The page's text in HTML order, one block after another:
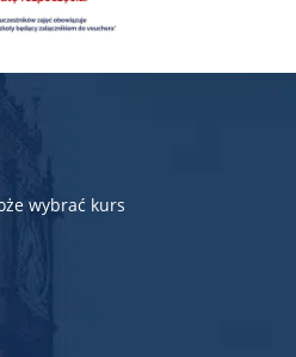
wybrać kurs